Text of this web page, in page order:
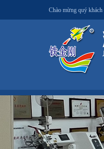
Chào mừng quý